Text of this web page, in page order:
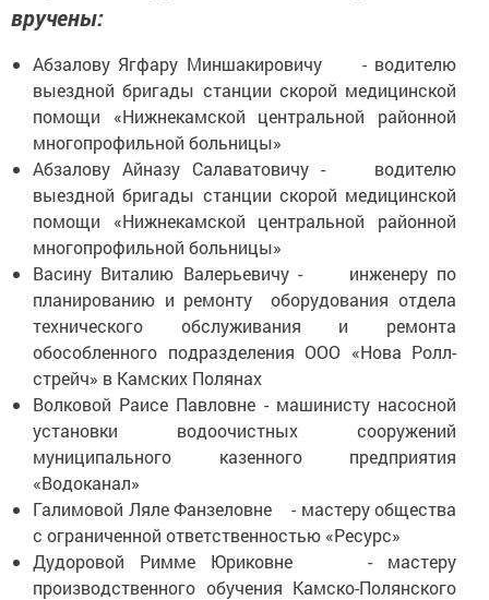
вручены:
Абзалову Ягфару Миншакировичу - водителю
выездной бригады станции скорой медицинской
помощи «Нижнекамской центральной районной
многопрофильной больницы»
Абзалову Айназу Салаватовичу - водителю
выездной бригады станции скорой медицинской
помощи «Нижнекамской центральной районной
многопрофильной больницы»
Васину Виталию Валерьевичу - инженеру по
планированию и ремонту оборудования отдела
технического обслуживания и ремонта
обособленного подразделения ООО «Нова Ролл-
стрейч» в Камских Полянах
Волковой Раисе Павловне - машинисту насосной
установки водоочистных сооружений
муниципального казенного предприятия
«Водоканал»
Галимовой Ляле Фанзеловне - мастеру общества
с ограниченной ответственностью «Ресурс»
Дудоровой Римме Юриковне - мастеру
производственного обучения Камско-Полянского